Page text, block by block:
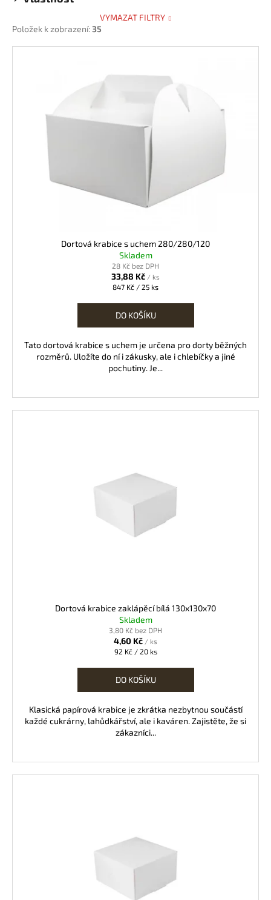
VYMAZAT FILTRY
Položek k zobrazení:35
Dortová krabice s uchem 280/280/120
Skladem
28 Kč bez DPH
33,88 Kč / ks
Měrná
847 Kč / 25 ks
DO KOŠÍKU
Tato dortová krabice s uchem je určena pro dorty běžných
rozměrů. Uložíte do ní i zákusky, ale i chlebíčky a jiné
pochutiny. Je...
Dortová krabice zaklápěcí bílá 130x130x70
Skladem
3,80 Kč bez DPH
4,60 Kč / ks
Měrná
92 Kč / 20 ks
DO KOŠÍKU
Klasická papírová krabice je zkrátka nezbytnou součástí
každé cukrárny, lahůdkářství, ale i kaváren. Zajistěte, že si
zákazníci...